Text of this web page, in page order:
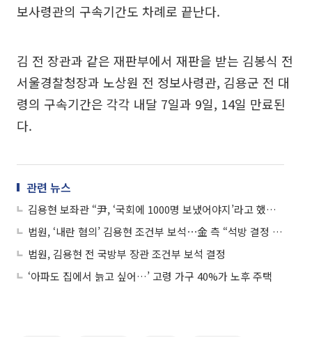
보사령관의 구속기간도 차례로 끝난다.
김 전 장관과 같은 재판부에서 재판을 받는 김봉식 전
서울경찰청장과 노상원 전 정보사령관, 김용군 전 대
령의 구속기간은 각각 내달 7일과 9일, 14일 만료된
다.
관련 뉴스
김용현 보좌관 “尹, ‘국회에 1000명 보냈어야지’라고 했다”...법정 진술
법원, ‘내란 혐의’ 김용현 조건부 보석⋯金 측 “석방 결정 불복”
법원, 김용현 전 국방부 장관 조건부 보석 결정
‘아파도 집에서 늙고 싶어…’ 고령 가구 40%가 노후 주택